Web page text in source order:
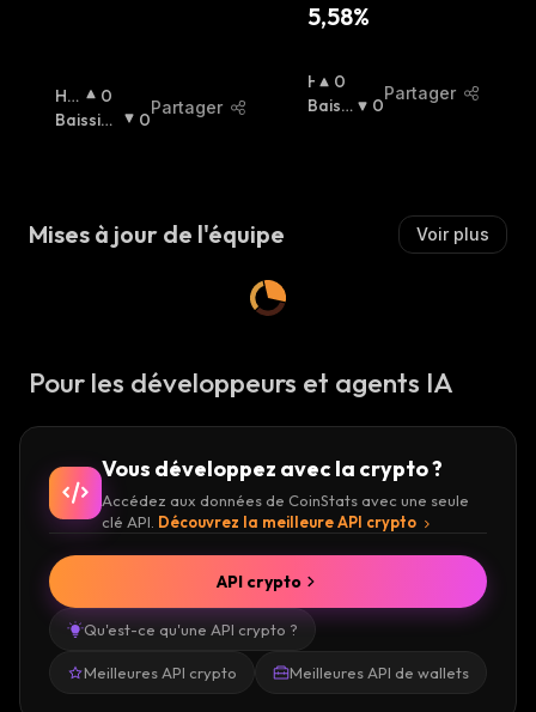
Ha
Uss
0
Baissier
0
Partager
5,58%
H
A
0
Baissi
0
Partager
Mises à jour de l'équipe Voir plus
Pour les développeurs et agents IA
Vous développez avec la crypto ?
Accédez aux données de CoinStats avec une seule
clé API. Découvrez la meilleure API crypto
Qu'est-ce qu'une API crypto ?
Meilleures API crypto Meilleures API de wallets
API crypto